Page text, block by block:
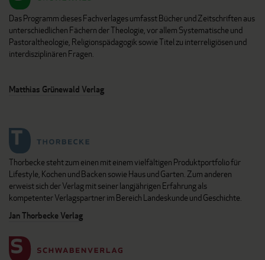
Das Programm dieses Fachverlages umfasst Bücher und Zeitschriften aus
unterschiedlichen Fächern der Theologie, vor allem Systematische und
Pastoraltheologie, Religionspädagogik sowie Titel zu interreligiösen und
interdisziplinären Fragen.
Matthias Grünewald Verlag
Thorbecke steht zum einen mit einem vielfältigen Produktportfolio für
Lifestyle, Kochen und Backen sowie Haus und Garten. Zum anderen
erweist sich der Verlag mit seiner langjährigen Erfahrung als
kompetenter Verlagspartner im Bereich Landeskunde und Geschichte.
Jan Thorbecke Verlag